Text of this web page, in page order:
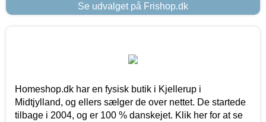
Se udvalget på Frishop.dk
Homeshop.dk har en fysisk butik i Kjellerup i
Midtjylland, og ellers sælger de over nettet. De startede
tilbage i 2004, og er 100 % danskejet. Klik her for at se